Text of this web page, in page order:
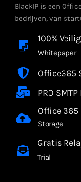
BlackIP is een
bedrijven, van
100%
Whitepaper
Office365
PRO
Office 365
Storage
Gratis
Trial